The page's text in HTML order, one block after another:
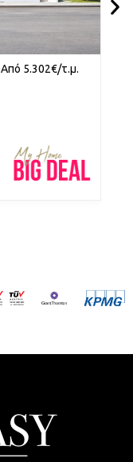
Από 5.302€/τ.μ.